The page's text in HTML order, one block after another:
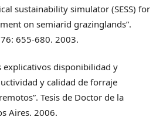
sustainability simulator (SESS) for
on semiarid grazinglands”.
655-680. 2003.
explicativos disponibilidad y
y calidad de forraje
Tesis de Doctor de la
Aires. 2006.